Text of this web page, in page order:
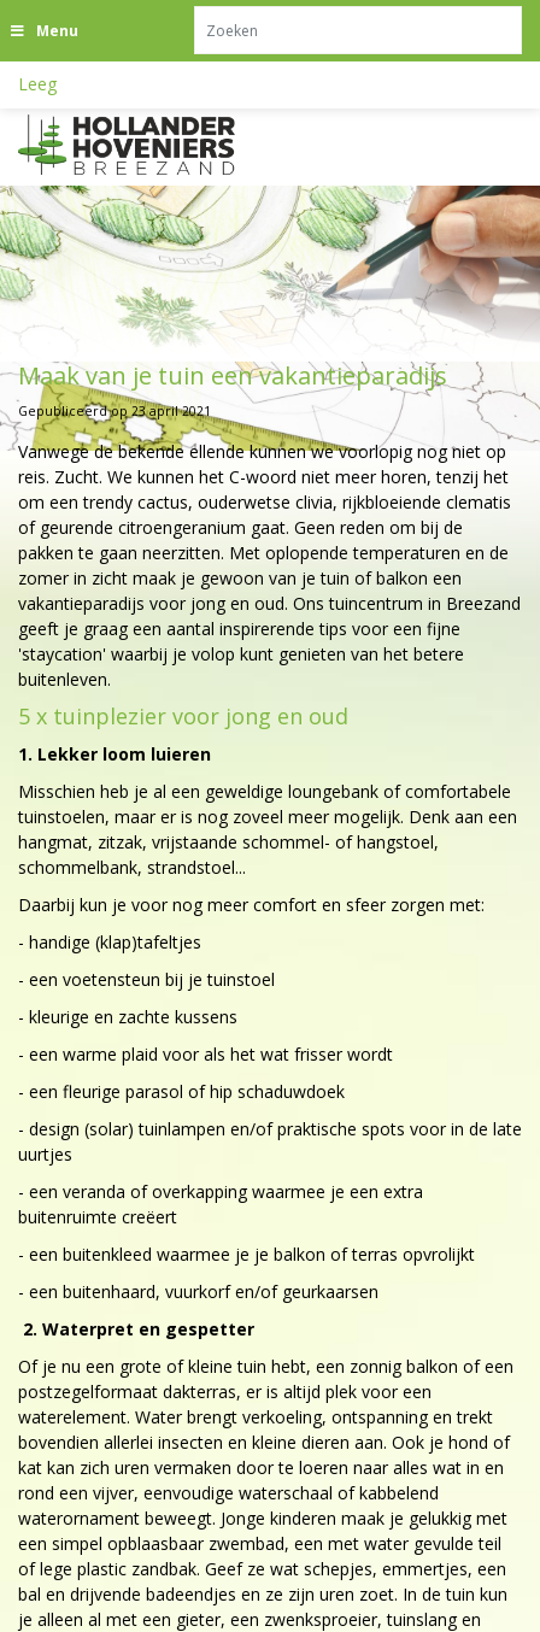
n
o
n
t
e
n
Menu
Leeg
Maak van je tuin een vakantieparadijs
Gepubliceerd op 23 april 2021
Vanwege de bekende ellende kunnen we voorlopig nog niet op
reis. Zucht. We kunnen het C-woord niet meer horen, tenzij het
om een trendy cactus, ouderwetse clivia, rijkbloeiende clematis
of geurende citroengeranium gaat. Geen reden om bij de
pakken te gaan neerzitten. Met oplopende temperaturen en de
zomer in zicht maak je gewoon van je tuin of balkon een
vakantieparadijs voor jong en oud. Ons tuincentrum in Breezand
geeft je graag een aantal inspirerende tips voor een fijne
'staycation' waarbij je volop kunt genieten van het betere
buitenleven.
5 x tuinplezier voor jong en oud
1. Lekker loom luieren
Misschien heb je al een geweldige loungebank of comfortabele
tuinstoelen, maar er is nog zoveel meer mogelijk. Denk aan een
hangmat, zitzak, vrijstaande schommel- of hangstoel,
schommelbank, strandstoel...
Daarbij kun je voor nog meer comfort en sfeer zorgen met:
- handige (klap)tafeltjes
- een voetensteun bij je tuinstoel
- kleurige en zachte kussens
- een warme plaid voor als het wat frisser wordt
- een fleurige parasol of hip schaduwdoek
- design (solar) tuinlampen en/of praktische spots voor in de late
uurtjes
- een veranda of overkapping waarmee je een extra
buitenruimte creëert
- een buitenkleed waarmee je je balkon of terras opvrolijkt
- een buitenhaard, vuurkorf en/of geurkaarsen
2. Waterpret en gespetter
Of je nu een grote of kleine tuin hebt, een zonnig balkon of een
postzegelformaat dakterras, er is altijd plek voor een
waterelement. Water brengt verkoeling, ontspanning en trekt
bovendien allerlei insecten en kleine dieren aan. Ook je hond of
kat kan zich uren vermaken door te loeren naar alles wat in en
rond een vijver, eenvoudige waterschaal of kabbelend
waterornament beweegt. Jonge kinderen maak je gelukkig met
een simpel opblaasbaar zwembad, een met water gevulde teil
of lege plastic zandbak. Geef ze wat schepjes, emmertjes, een
bal en drijvende badeendjes en ze zijn uren zoet. In de tuin kun
je alleen al met een gieter, een zwenksproeier, tuinslang en